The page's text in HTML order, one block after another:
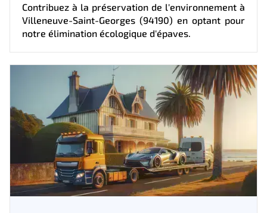
Contribuez à la préservation de l'environnement à
Villeneuve-Saint-Georges (94190) en optant pour
notre élimination écologique d'épaves.